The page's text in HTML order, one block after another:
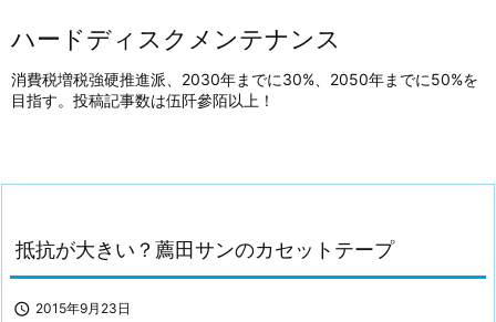
ハードディスクメンテナンス
消費税増税強硬推進派、2030年までに30%、2050年までに50%を
目指す。投稿記事数は伍阡參陌以上！
抵抗が大きい？薦田サンのカセットテープ
 2015年9月23日